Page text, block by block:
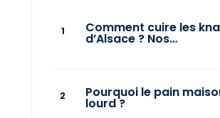
Comment cuire les
d’Alsace ? Nos…
Pourquoi le pain
lourd ?